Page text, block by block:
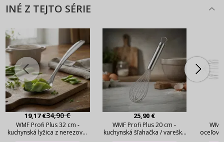
INÉ Z TEJTO SÉRIE
19,17 €34,90 €
WMF Profi Plus 32 cm -
kuchynská lyžica z nerezovej
25,90 €
WMF Profi Plus 20 cm -
kuchynská šľahačka / vareška
oceľová